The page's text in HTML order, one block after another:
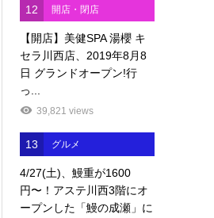
12 開店・閉店
【開店】美健SPA 湯櫻 キ
セラ川西店、2019年8月8
日 グランドオープン!行
っ...
39,821 views
13 グルメ
4/27(土)、鰻重が1600
円〜！アステ川西3階にオ
ープンした「鰻の成瀬」に